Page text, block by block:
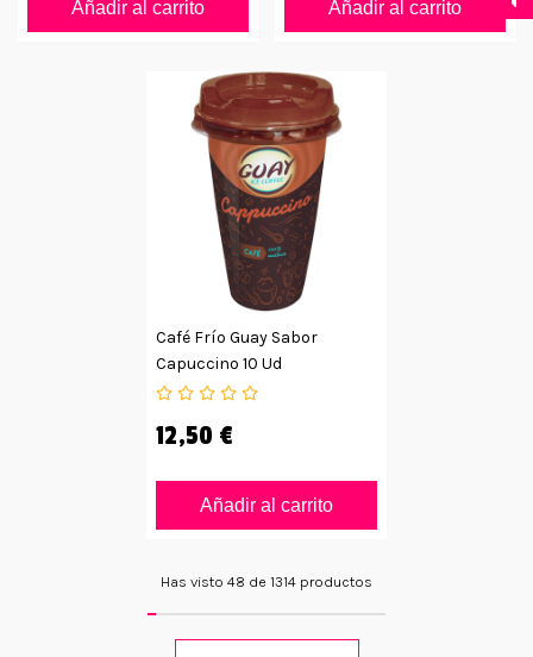
Añadir al carrito Añadir al carrito
Café Frío Guay Sabor
Capuccino 10 Ud
12,50 €
Añadir al carrito
Has visto 48 de 1314 productos